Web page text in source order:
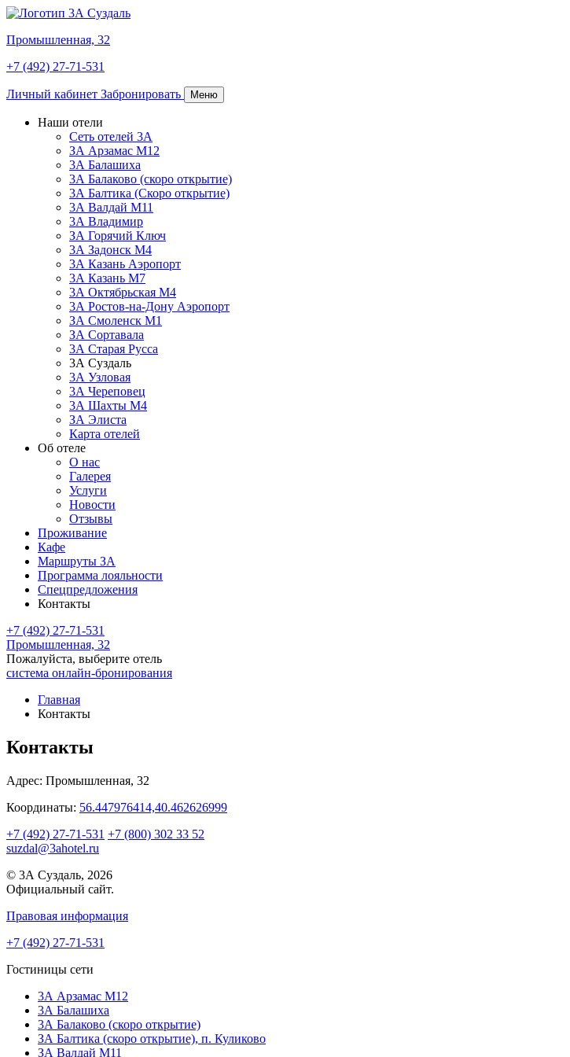
Промышленная, 32
+7 (492) 27-71-531
Личный кабинет Забронировать Меню
Наши отели
Сеть отелей 3А
ЗА Арзамас М12
3А Балашиха
3А Балаково (скоро открытие)
3А Балтика (Скоро открытие)
3А Валдай М11
3А Владимир
ЗА Горячий Ключ
3А Задонск М4
3А Казань Аэропорт
3А Казань M7
3А Октябрьская М4
3А Ростов-на-Дону Аэропорт
ЗА Смоленск М1
ЗА Сортавала
3А Старая Русса
3А Суздаль
3А Узловая
3А Череповец
3А Шахты М4
ЗА Элиста
Карта отелей
Об отеле
О нас
Галерея
Услуги
Новости
Отзывы
Проживание
Кафе
Маршруты ЗА
Программа лояльности
Спецпредложения
Контакты
+7 (492) 27-71-531
Промышленная, 32
Пожалуйста, выберите отель
система онлайн-бронирования
Главная
Контакты
Контакты
Адрес: Промышленная, 32
Координаты: 56.447976414,40.462626999
+7 (492) 27-71-531 +7 (800) 302 33 52
suzdal@3ahotel.ru
© 3А Суздаль, 2026
Официальный сайт.
Правовая информация
+7 (492) 27-71-531
Гостиницы сети
3А Арзамас М12
3А Балашиха
3А Балаково (скоро открытие)
ЗА Балтика (скоро открытие), п. Куликово
ЗА Валдай M11